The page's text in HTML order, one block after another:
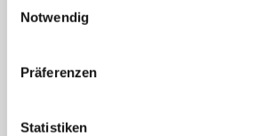
Cookies, wenn Sie unsere Webseite
Notwendig
Präferenzen
Statistiken